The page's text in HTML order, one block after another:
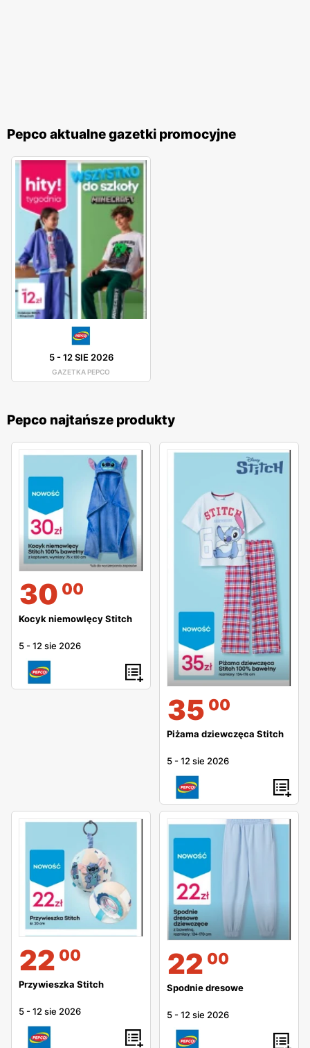
Pepco aktualne gazetki promocyjne
5-12 SIE 2026
GAZETKA PEPCO
Pepco najtańsze produkty
30 00
Kocyk niemowlęcy Stitch
5 -12 sie 2026
35 00
Piżama dziewczęca Stitch
5 -12 sie 2026
22 00
Przywieszka Stitch
5 -12 sie 2026
22 00
Spodnie dresowe
5 -12 sie 2026